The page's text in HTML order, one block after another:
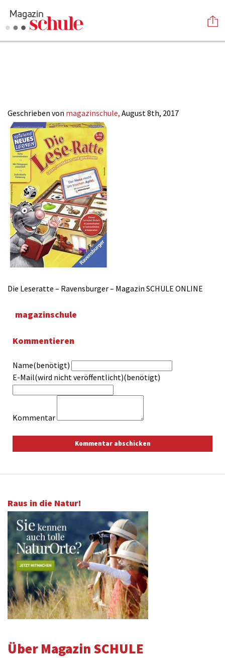
Mediadaten
Kontakt
Impressum
Anmelden
Geschrieben von magazinschule, August 8th, 2017
Die Leseratte – Ravensburger – Magazin SCHULE ONLINE
magazinschule
Kommentieren
Name(benötigt)
E-Mail(wird nicht veröffentlicht)(benötigt)
Kommentar
Raus in die Natur!
Über Magazin SCHULE